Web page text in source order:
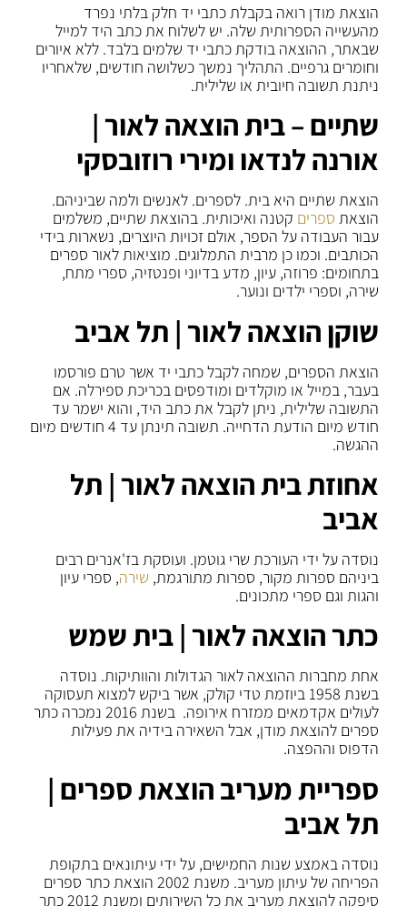
הוצאת מודן רואה בקבלת כתבי יד חלק בלתי נפרד
מהעשייה הספרותית שלה. יש לשלוח את כתב היד למייל
שבאתר, ההוצאה בודקת כתבי יד שלמים בלבד. ללא איורים
וחומרים גרפיים. התהליך נמשך כשלושה חודשים, שלאחריו
ניתנת תשובה חיובית או שלילית.
שתיים – בית הוצאה לאור |
אורנה לנדאו ומירי רוזובסקי
הוצאת שתיים היא בית. לספרים. לאנשים ולמה שביניהם.
הוצאת ספרים קטנה ואיכותית. בהוצאת שתיים, משלמים
עבור העבודה על הספר, אולם זכויות היוצרים, נשארות בידי
הכותבים. וכמו כן מרבית התמלוגים. מוציאות לאור ספרים
בתחומים: פרוזה, עיון, מדע בדיוני ופנטזיה, ספרי מתח,
שירה, וספרי ילדים ונוער.
שוקן הוצאה לאור | תל אביב
הוצאת הספרים, שמחה לקבל כתבי יד אשר טרם פורסמו
בעבר, במייל או מוקלדים ומודפסים בכריכת ספירלה. אם
התשובה שלילית, ניתן לקבל את כתב היד, והוא ישמר עד
חודש מיום הודעת הדחייה. תשובה תינתן עד 4 חודשים מיום
ההגשה.
אחוזת בית הוצאה לאור | תל
אביב
נוסדה על ידי העורכת שרי גוטמן. ועוסקת בז'אנרים רבים
ביניהם ספרות מקור, ספרות מתורגמת, שירה, ספרי עיון
והגות וגם ספרי מתכונים.
כתר הוצאה לאור | בית שמש
אחת מחברות ההוצאה לאור הגדולות והוותיקות. נוסדה
בשנת 1958 ביוזמת טדי קולק, אשר ביקש למצוא תעסוקה
לעולים אקדמאים ממזרח אירופה. בשנת 2016 נמכרה כתר
ספרים להוצאת מודן, אבל השאירה בידיה את פעילות
הדפוס וההפצה.
ספריית מעריב הוצאת ספרים |
תל אביב
נוסדה באמצע שנות החמישים, על ידי עיתונאים בתקופת
הפריחה של עיתון מעריב. משנת 2002 הוצאת כתר ספרים
סיפקה להוצאת מעריב את כל השירותים ומשנת 2012 כתר